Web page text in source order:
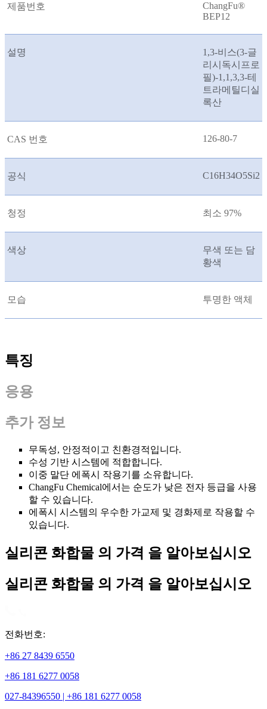
제품번호
ChangFu®
BEP12
설명
1,3-비스(3-글
리시독시프로
필)-1,1,3,3-테
트라메틸디실
록산
CAS 번호 126-80-7
공식 C16H34O5Si2
청정 최소 97%
색상
무색 또는 담
황색
모습 투명한 액체
특징
응용
추가 정보
무독성, 안정적이고 친환경적입니다.
수성 기반 시스템에 적합합니다.
이중 말단 에폭시 작용기를 소유합니다.
ChangFu Chemical에서는 순도가 낮은 전자 등급을 사용
할 수 있습니다.
에폭시 시스템의 우수한 가교제 및 경화제로 작용할 수
있습니다.
실리콘 화합물 의 가격 을 알아보십시오
실리콘 화합물 의 가격 을 알아보십시오
전화번호:
+86 27 8439 6550
+86 181 6277 0058
027-84396550 | +86 181 6277 0058